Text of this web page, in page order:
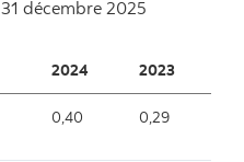
31 décembre 2025
2024 2023
0,40 0,29